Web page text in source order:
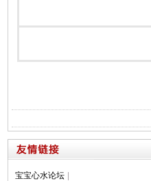
宝宝心水论坛